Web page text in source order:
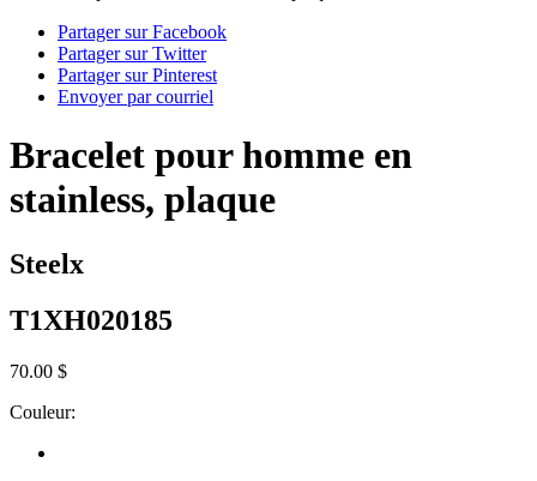
Partager sur Facebook
Partager sur Twitter
Partager sur Pinterest
Envoyer par courriel
Bracelet pour homme en
stainless, plaque
Steelx
T1XH020185
70.00 $
Couleur: